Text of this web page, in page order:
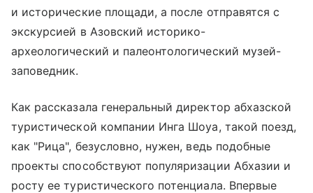
и исторические площади, а после отправятся с
экскурсией в Азовский историко-
археологический и палеонтологический музей-
заповедник.
Как рассказала генеральный директор абхазской
туристической компании Инга Шоуа, такой поезд,
как "Рица", безусловно, нужен, ведь подобные
проекты способствуют популяризации Абхазии и
росту ее туристического потенциала. Впервые